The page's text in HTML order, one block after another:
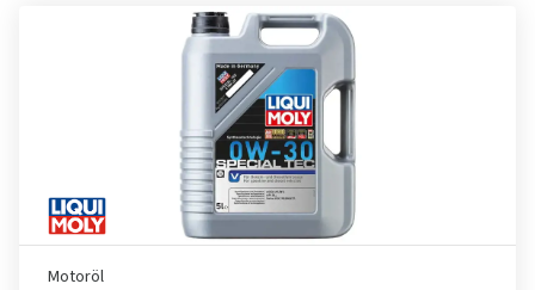
Motoröl